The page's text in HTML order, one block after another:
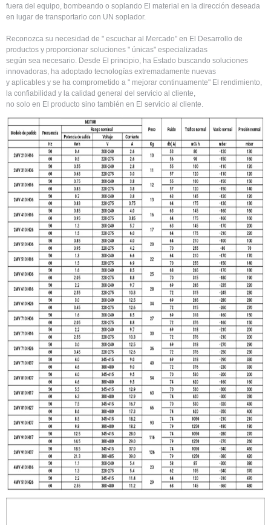
fuera del equipo, bombeando o soplando El material en la dirección deseada
en lugar de transportarlo con UN soplador.
Reconozca su necesidad de " escuchar al Mercado" en El Desarrollo de
productos y proporcionar soluciones " únicas" especializadas
según sea necesario. Desde El principio, ha Estado buscando soluciones
innovadoras, ha adoptado tecnologías extremadamente nuevas
y aplicables y se ha comprometido a " mejorar continuamente" El rendimiento,
la confiabilidad y la calidad general del servicio al cliente,
no solo en El producto sino también en El servicio al cliente.